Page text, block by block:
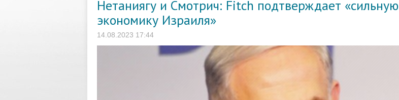
Нетаниягу и Смотрич: Fitch подтверждает «сильную
экономику Израиля»
14.08.2023 17:44